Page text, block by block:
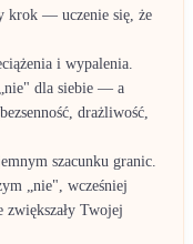
krok — uczenie się, że
i wypalenia.
dla siebie — a
drażliwość,
szacunku granic.
„nie", wcześniej
Twojej